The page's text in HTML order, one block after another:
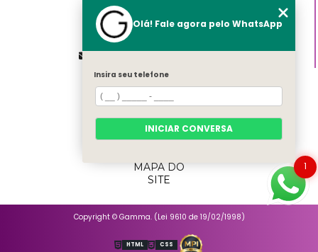
CONTATOS
(11) 2768-8783
(11) 99457-9205
MENU
HOME
SOBRE
NÓS
PRODUTOS
MAPA DO
SITE
Copyright © Gamma. (Lei 9610 de 19/02/1998)
HTML CSS
1
Olá! Fale agora pelo WhatsApp
Insira seu telefone
INICIAR CONVERSA